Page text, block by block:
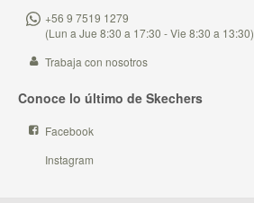
+56 9 7519 1279
(Lun a Jue 8:30 a 17:30 - Vie 8:30 a 13:30)
Trabaja con nosotros
Conoce lo último de Skechers
Facebook
Instagram